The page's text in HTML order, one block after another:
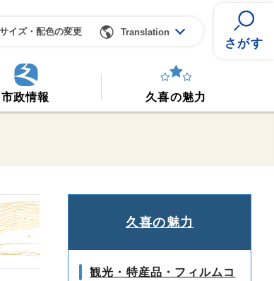
イズ・配色の変更 Translation
さがす
市政情報 久喜の魅力
久喜の魅力
観光・特産品・フィルムコ